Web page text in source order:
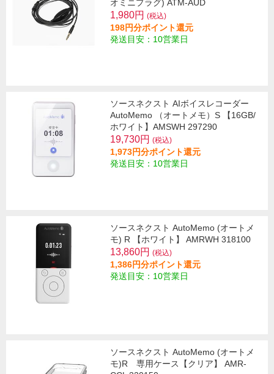
オミニプラグ) ATM-AUD
1,980円 (税込)
198円分ポイント還元
発送目安：10営業日
ソースネクスト AIボイスレコーダー
AutoMemo （オートメモ）S 【16GB/
ホワイト】AMSWH 297290
19,730円 (税込)
1,973円分ポイント還元
発送目安：10営業日
ソースネクスト AutoMemo (オートメ
モ) R 【ホワイト】 AMRWH 318100
13,860円 (税込)
1,386円分ポイント還元
発送目安：10営業日
ソースネクスト AutoMemo (オートメ
モ)R 専用ケース【クリア】 AMR-